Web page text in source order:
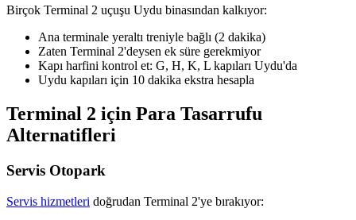
Birçok Terminal 2 uçuşu Uydu binasından kalkıyor:
Ana terminale yeraltı treniyle bağlı (2 dakika)
Zaten Terminal 2'deysen ek süre gerekmiyor
Kapı harfini kontrol et: G, H, K, L kapıları Uydu'da
Uydu kapıları için 10 dakika ekstra hesapla
Terminal 2 için Para Tasarrufu
Alternatifleri
Servis Otopark
Servis hizmetleri doğrudan Terminal 2'ye bırakıyor: